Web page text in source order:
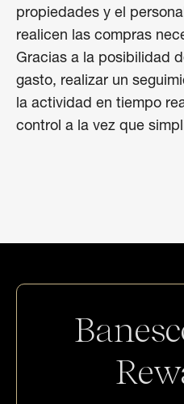
propiedades y el
realicen las compras
Gracias a la posibilidad
gasto, realizar un
la actividad en tiempo
control a la vez que